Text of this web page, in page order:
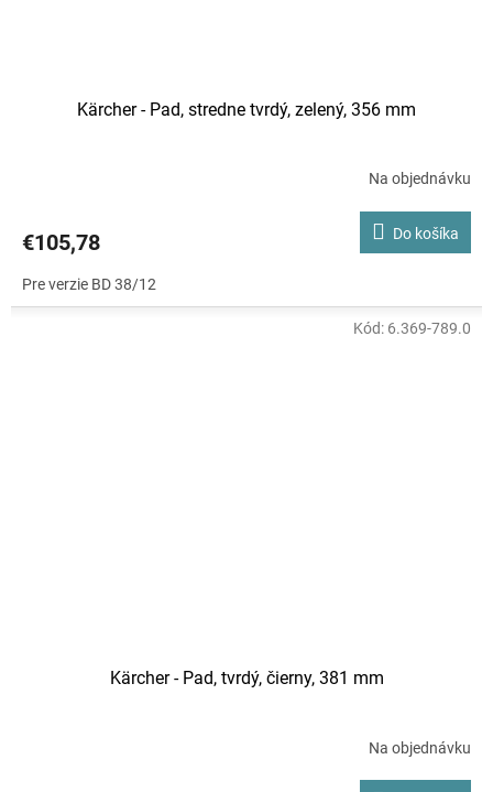
Kärcher - Pad, stredne tvrdý, zelený, 356 mm
Na objednávku
€105,78 Do košíka
Pre verzie BD 38/12
Kärcher - Pad, tvrdý, čierny, 381 mm
Na objednávku
Kód: 6.369-789.0